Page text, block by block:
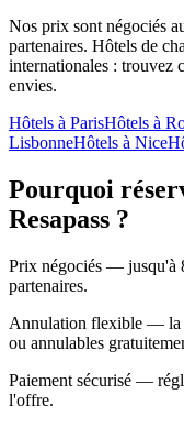
Nos prix sont négociés
partenaires. Hôtels de
internationales : trouvez
envies.
Hôtels à ParisHôtels à
LisbonneHôtels à Nice
Pourquoi
Resapass ?
Prix négociés — jusqu'à
partenaires.
Annulation flexible — la
ou annulables
Paiement sécurisé —
l'offre.